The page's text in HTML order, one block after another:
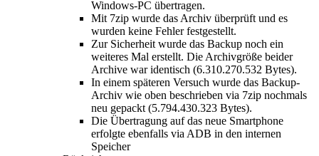
Windows-PC übertragen.
Mit 7zip wurde das Archiv überprüft und es
wurden keine Fehler festgestellt.
Zur Sicherheit wurde das Backup noch ein
weiteres Mal erstellt. Die Archivgröße beider
Archive war identisch (6.310.270.532 Bytes).
In einem späteren Versuch wurde das Backup-
Archiv wie oben beschrieben via 7zip nochmals
neu gepackt (5.794.430.323 Bytes).
Die Übertragung auf das neue Smartphone
erfolgte ebenfalls via ADB in den internen
Speicher